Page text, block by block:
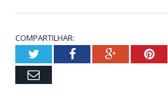
COMPARTILHAR:
TwitterFacebookGoogle+
Email